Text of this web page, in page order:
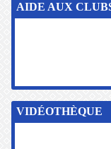
AIDE AUX
VIDÉOTHÈQUE